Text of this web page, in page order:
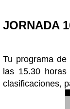
JORNADA
Tu programa
las 15.30
clasificaciones,